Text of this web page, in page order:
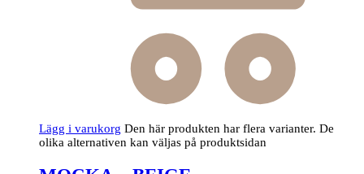
Lägg i varukorg Den här produkten har flera varianter. De
olika alternativen kan väljas på produktsidan